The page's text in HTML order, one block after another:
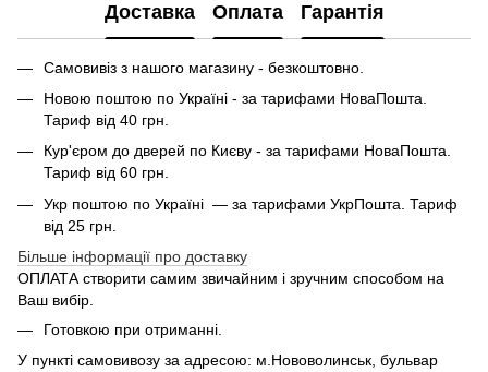
Доставка Оплата Гарантія
Самовивіз з нашого магазину - безкоштовно.
Новою поштою по Україні - за тарифами НоваПошта.
Тариф від 40 грн.
Кур'єром до дверей по Києву - за тарифами НоваПошта.
Тариф від 60 грн.
Укр поштою по Україні — за тарифами УкрПошта. Тариф
від 25 грн.
Більше інформації про доставку
ОПЛАТА створити самим звичайним і зручним способом на
Ваш вибір.
Готовкою при отриманні.
У пункті самовивозу за адресою: м.Нововолинськ, бульвар